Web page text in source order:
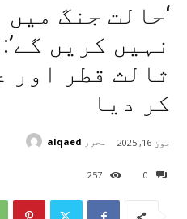
‘حالت جنگ
نہیں کریں
ثالث قطر اور
کر دیا
0
257
جون 16, 2025 محرر alqaed